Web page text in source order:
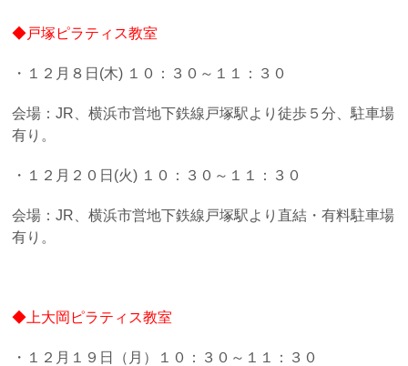
◆戸塚ピラティス教室
・１２月８日(木) １０：３０～１１：３０
会場：JR、横浜市営地下鉄線戸塚駅より徒歩５分、駐車場
有り。
・１２月２０日(火) １０：３０～１１：３０
会場：JR、横浜市営地下鉄線戸塚駅より直結・有料駐車場
有り。
◆上大岡ピラティス教室
・１２月１９日（月）１０：３０～１１：３０